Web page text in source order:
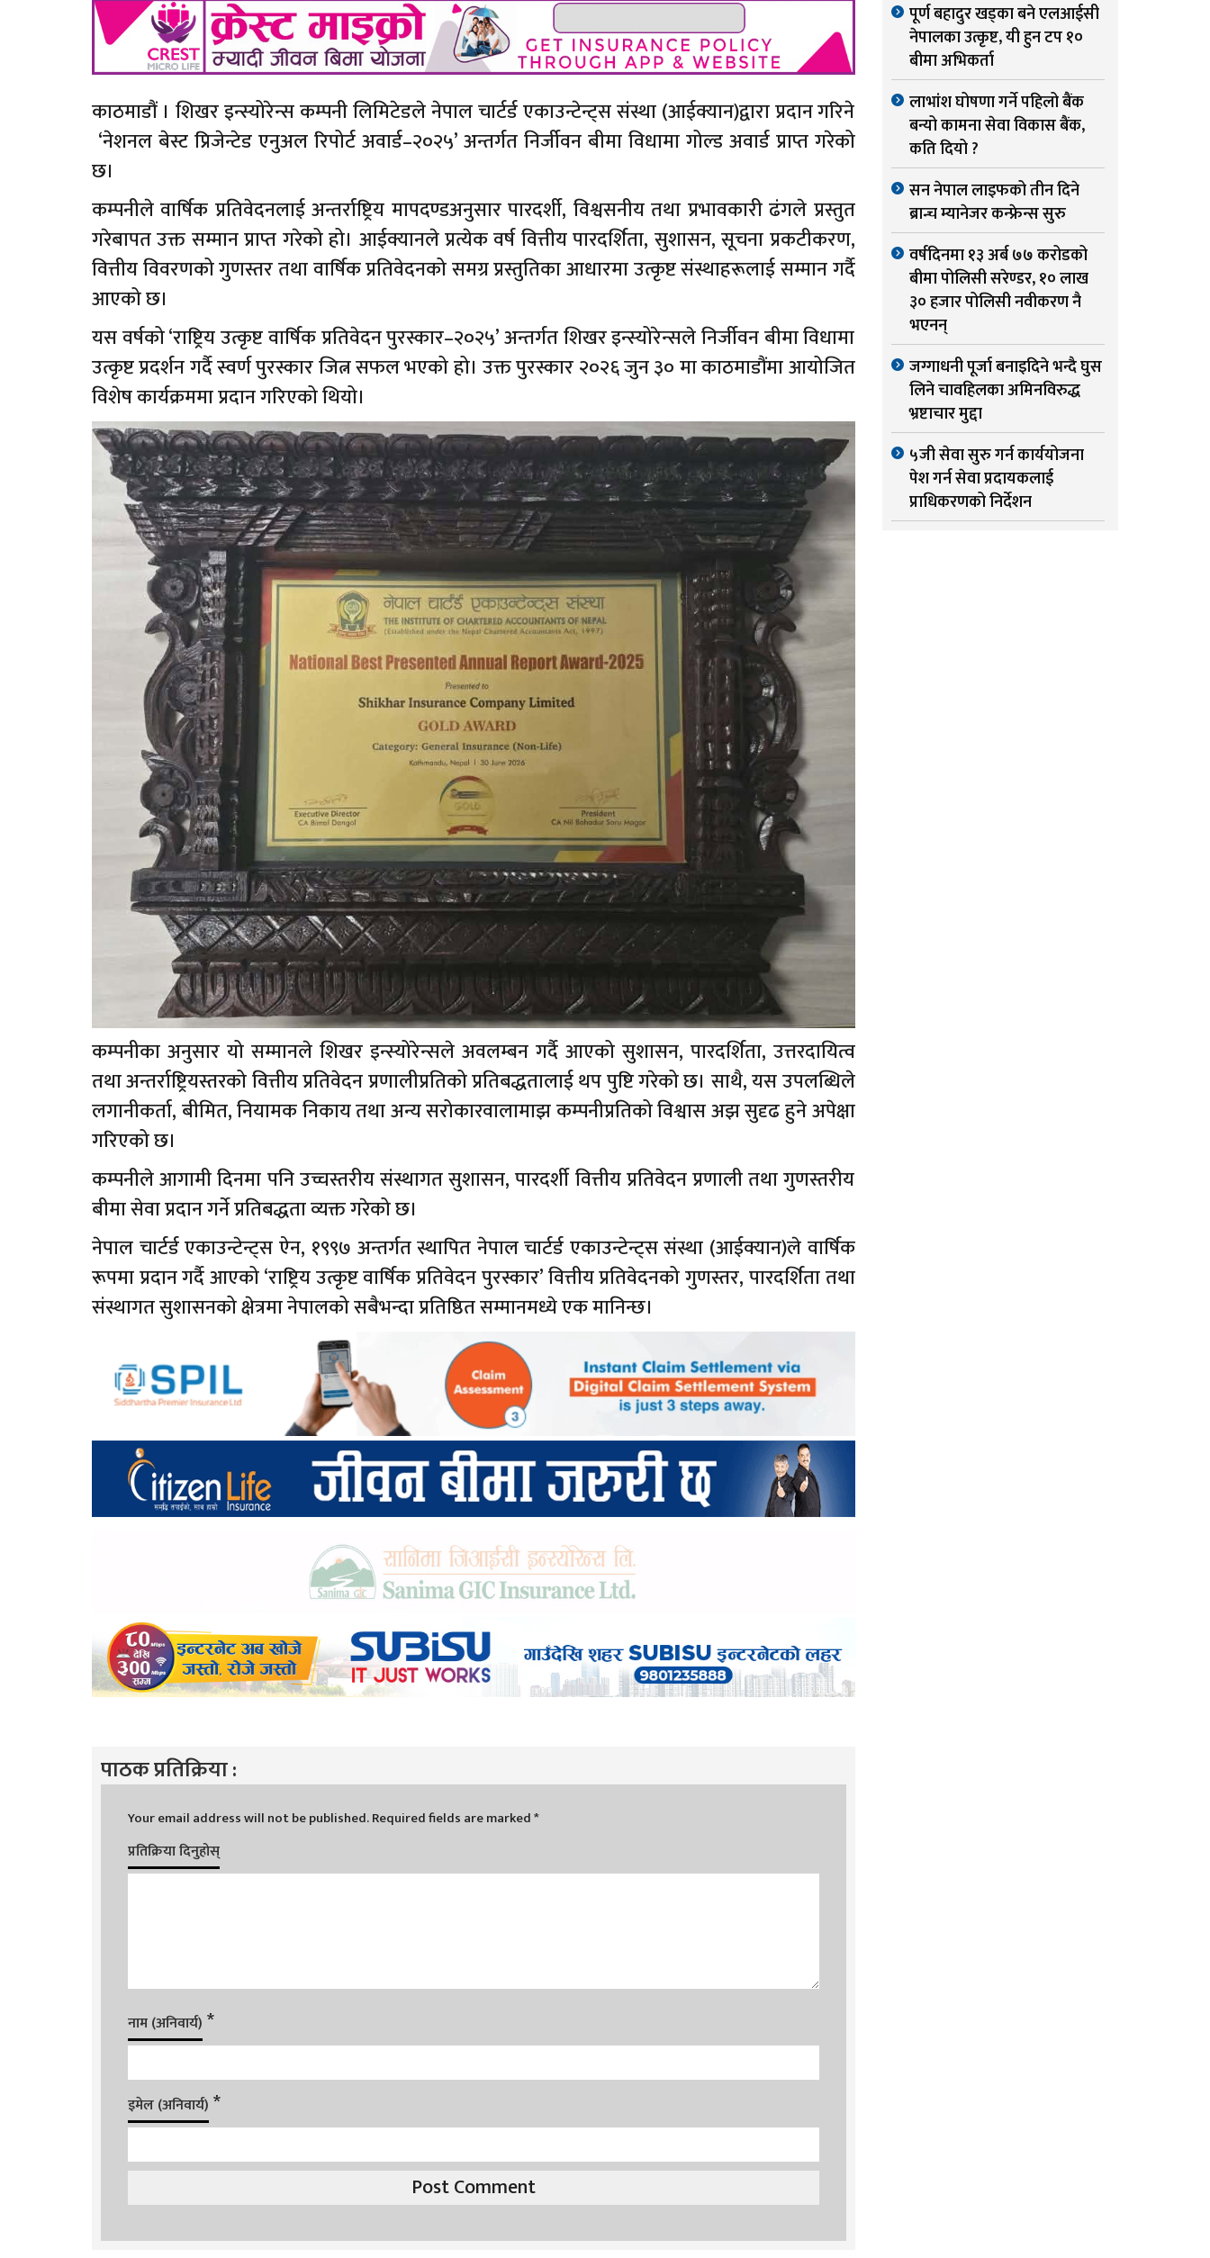
काठमाडौं । शिखर इन्स्योरेन्स कम्पनी लिमिटेडले नेपाल चार्टर्ड एकाउन्टेन्ट्स संस्था (आईक्यान)द्वारा प्रदान गरिने
‘नेशनल बेस्ट प्रिजेन्टेड एनुअल रिपोर्ट अवार्ड–२०२५’ अन्तर्गत निर्जीवन बीमा विधामा गोल्ड अवार्ड प्राप्त गरेको
छ।
कम्पनीले वार्षिक प्रतिवेदनलाई अन्तर्राष्ट्रिय मापदण्डअनुसार पारदर्शी, विश्वसनीय तथा प्रभावकारी ढंगले प्रस्तुत
गरेबापत उक्त सम्मान प्राप्त गरेको हो। आईक्यानले प्रत्येक वर्ष वित्तीय पारदर्शिता, सुशासन, सूचना प्रकटीकरण,
वित्तीय विवरणको गुणस्तर तथा वार्षिक प्रतिवेदनको समग्र प्रस्तुतिका आधारमा उत्कृष्ट संस्थाहरूलाई सम्मान गर्दै
आएको छ।
यस वर्षको ‘राष्ट्रिय उत्कृष्ट वार्षिक प्रतिवेदन पुरस्कार–२०२५’ अन्तर्गत शिखर इन्स्योरेन्सले निर्जीवन बीमा विधामा
उत्कृष्ट प्रदर्शन गर्दै स्वर्ण पुरस्कार जित्न सफल भएको हो। उक्त पुरस्कार २०२६ जुन ३० मा काठमाडौंमा आयोजित
विशेष कार्यक्रममा प्रदान गरिएको थियो।
कम्पनीका अनुसार यो सम्मानले शिखर इन्स्योरेन्सले अवलम्बन गर्दै आएको सुशासन, पारदर्शिता, उत्तरदायित्व
तथा अन्तर्राष्ट्रियस्तरको वित्तीय प्रतिवेदन प्रणालीप्रतिको प्रतिबद्धतालाई थप पुष्टि गरेको छ। साथै, यस उपलब्धिले
लगानीकर्ता, बीमित, नियामक निकाय तथा अन्य सरोकारवालामाझ कम्पनीप्रतिको विश्वास अझ सुदृढ हुने अपेक्षा
गरिएको छ।
कम्पनीले आगामी दिनमा पनि उच्चस्तरीय संस्थागत सुशासन, पारदर्शी वित्तीय प्रतिवेदन प्रणाली तथा गुणस्तरीय
बीमा सेवा प्रदान गर्ने प्रतिबद्धता व्यक्त गरेको छ।
नेपाल चार्टर्ड एकाउन्टेन्ट्स ऐन, १९९७ अन्तर्गत स्थापित नेपाल चार्टर्ड एकाउन्टेन्ट्स संस्था (आईक्यान)ले वार्षिक
रूपमा प्रदान गर्दै आएको ‘राष्ट्रिय उत्कृष्ट वार्षिक प्रतिवेदन पुरस्कार’ वित्तीय प्रतिवेदनको गुणस्तर, पारदर्शिता तथा
संस्थागत सुशासनको क्षेत्रमा नेपालको सबैभन्दा प्रतिष्ठित सम्मानमध्ये एक मानिन्छ।
पाठक प्रतिक्रिया :
Your email address will not be published.Required fields are marked*
प्रतिक्रिया दिनुहोस्
नाम (अनिवार्य) *
इमेल (अनिवार्य) *
पूर्ण बहादुर खड्का बने एलआईसी
नेपालका उत्कृष्ट, यी हुन टप १०
बीमा अभिकर्ता
लाभांश घोषणा गर्ने पहिलो बैंक
बन्यो कामना सेवा विकास बैंक,
कति दियो ?
सन नेपाल लाइफको तीन दिने
ब्रान्च म्यानेजर कन्फ्रेन्स सुरु
वर्षदिनमा १३ अर्ब ७७ करोडको
बीमा पोलिसी सरेण्डर, १० लाख
३० हजार पोलिसी नवीकरण नै
भएनन्
जग्गाधनी पूर्जा बनाइदिने भन्दै घुस
लिने चावहिलका अमिनविरुद्ध
भ्रष्टाचार मुद्दा
५जी सेवा सुरु गर्न कार्ययोजना
पेश गर्न सेवा प्रदायकलाई
प्राधिकरणको निर्देशन